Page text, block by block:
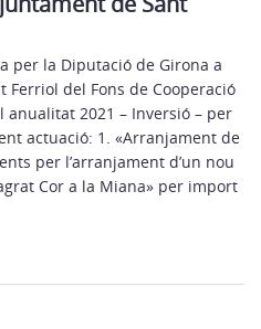
per la Diputació de Girona a
Ferriol del Fons de Cooperació
anualitat 2021 – Inversió – per
actuació: 1. «Arranjament de
per l’arranjament d’un nou
Cor a la Miana» per import